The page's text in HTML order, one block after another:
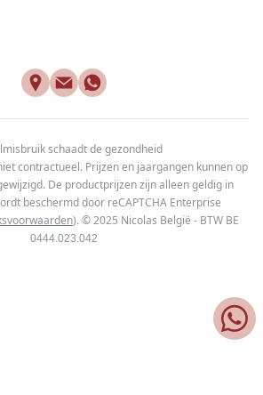
schaadt de gezondheid
contractueel. Prijzen en jaargangen kunnen op
De productprijzen zijn alleen geldig in
beschermd door reCAPTCHA Enterprise
). © 2025 Nicolas België - BTW BE
0444.023.042